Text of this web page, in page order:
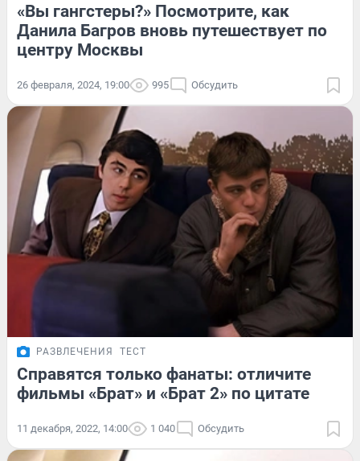
«Вы гангстеры?» Посмотрите, как
Данила Багров вновь путешествует по
центру Москвы
26 февраля, 2024, 19:00 995 Обсудить
РАЗВЛЕЧЕНИЯ ТЕСТ
Справятся только фанаты: отличите
фильмы «Брат» и «Брат 2» по цитате
11 декабря, 2022, 14:00 1 040 Обсудить